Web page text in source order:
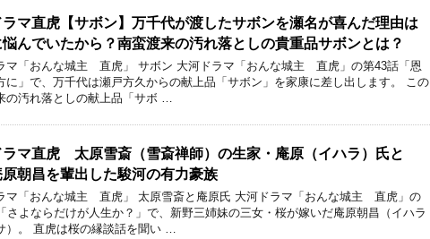
ラマ直虎【サボン】万千代が渡したサボンを瀬名が喜んだ理由は
んでいたから？南蛮渡来の汚れ落としの貴重品サボンとは？
マ「おんな城主 直虎」 サボン 大河ドラマ「おんな城主 直虎」の第43話「恩
に」で、万千代は瀬戸方久からの献上品「サボン」を家康に差し出します。 この
の汚れ落としの献上品「サボ …
ラマ直虎 太原雪斎（雪斎禅師）の生家・庵原（イハラ）氏と
原朝昌を輩出した駿河の有力豪族
マ「おんな城主 直虎」 太原雪斎と庵原氏 大河ドラマ「おんな城主 直虎」の
さよならだけが人生か？」で、新野三姉妹の三女・桜が嫁いだ庵原朝昌（イハラ
）。 直虎は桜の縁談話を聞い …